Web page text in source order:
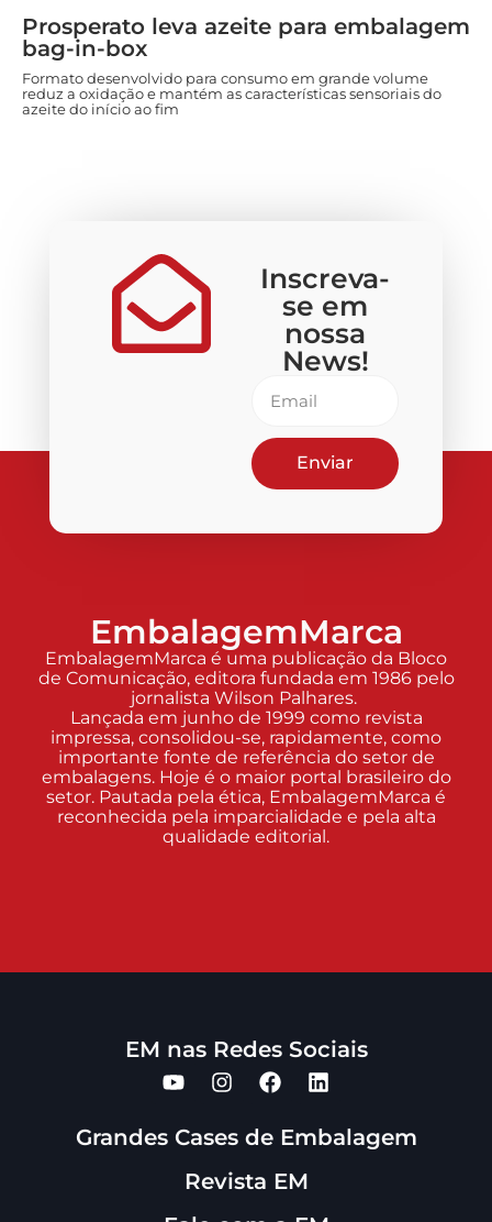
Prosperato leva azeite para embalagem
bag-in-box
Formato desenvolvido para consumo em grande volume
reduz a oxidação e mantém as características sensoriais do
azeite do início ao fim
Inscreva-
se em
nossa
News!
Enviar
EmbalagemMarca
EmbalagemMarca é uma publicação da Bloco
de Comunicação, editora fundada em 1986 pelo
jornalista Wilson Palhares.
Lançada em junho de 1999 como revista
impressa, consolidou-se, rapidamente, como
importante fonte de referência do setor de
embalagens. Hoje é o maior portal brasileiro do
setor. Pautada pela ética, EmbalagemMarca é
reconhecida pela imparcialidade e pela alta
qualidade editorial.
EM nas Redes Sociais
Grandes Cases de Embalagem
Revista EM